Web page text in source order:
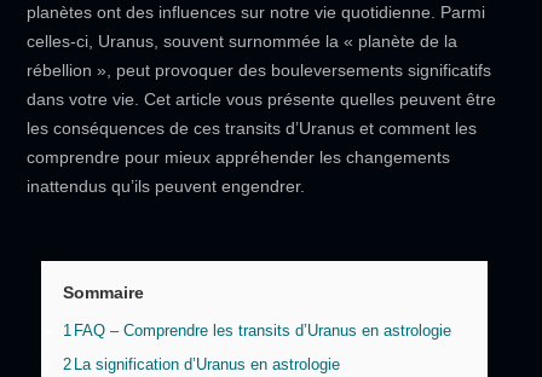
planètes ont des influences sur notre vie quotidienne. Parmi
celles-ci, Uranus, souvent surnommée la « planète de la
rébellion », peut provoquer des bouleversements significatifs
dans votre vie. Cet article vous présente quelles peuvent être
les conséquences de ces transits d’Uranus et comment les
comprendre pour mieux appréhender les changements
inattendus qu’ils peuvent engendrer.
Sommaire
1 FAQ – Comprendre les transits d’Uranus en astrologie
2 La signification d’Uranus en astrologie